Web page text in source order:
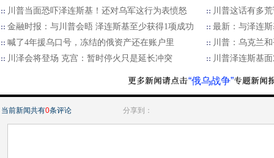
川普当面恐吓泽连斯基！还对乌军这行为表愤怒
川普这话有多
金融时报：与川普会晤 泽连斯基至少获得1项成功
最新：与泽连
喊了4年援乌口号，冻结的俄资产还在账户里
川普：乌克兰
川泽会将登场 克宫：暂时停火只是延长冲突
川普泽连斯基
“俄乌战争”
当前新闻共有0条评论 分享到：